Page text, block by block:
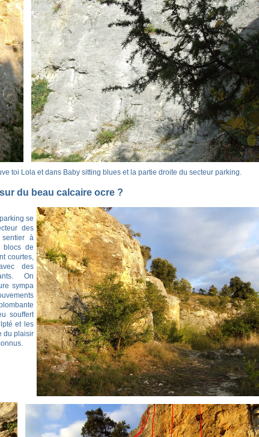
toi Lola et dans Baby sitting blues et la partie droite du secteur parking.
du beau calcaire ocre ?
se
des
à
de
courtes,
des
On
sympa
souffert
et les
du plaisir